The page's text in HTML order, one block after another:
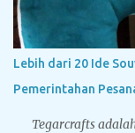
berbagai macam
disesuaikan dengan
cup, botol minum
dari kaca. Terbuat
pilihan warna solid:
Lebih dari 20 Ide
Pemerintahan
Tegarcrafts adalah